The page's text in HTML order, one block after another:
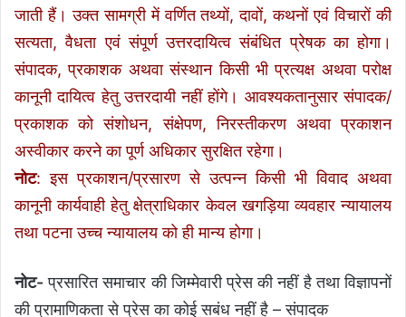
जाती हैं। उक्त सामग्री में वर्णित तथ्यों, दावों, कथनों एवं विचारों की
सत्यता, वैधता एवं संपूर्ण उत्तरदायित्व संबंधित प्रेषक का होगा।
संपादक, प्रकाशक अथवा संस्थान किसी भी प्रत्यक्ष अथवा परोक्ष
कानूनी दायित्व हेतु उत्तरदायी नहीं होंगे। आवश्यकतानुसार संपादक/
प्रकाशक को संशोधन, संक्षेपण, निरस्तीकरण अथवा प्रकाशन
अस्वीकार करने का पूर्ण अधिकार सुरक्षित रहेगा।
नोट: इस प्रकाशन/प्रसारण से उत्पन्न किसी भी विवाद अथवा
कानूनी कार्यवाही हेतु क्षेत्राधिकार केवल खगड़िया व्यवहार न्यायालय
तथा पटना उच्च न्यायालय को ही मान्य होगा।
नोट-प्रसारित समाचार की जिम्मेवारी प्रेस की नहीं है तथा विज्ञापनों
की प्रामाणिकता से प्रेस का कोई सबंध नहीं है – संपादक